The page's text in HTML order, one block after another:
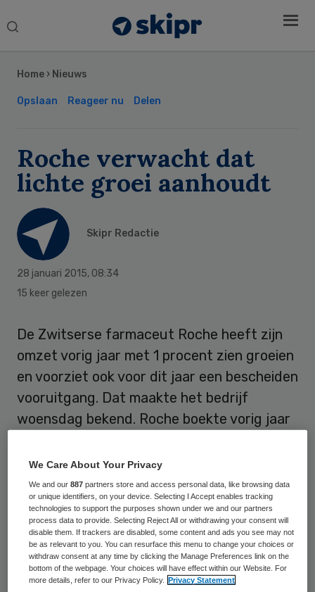
Search
Home › Nieuws
Opslaan Reageer nu Delen
Roche verwacht dat
lichte groei aanhoudt
Skipr Redactie
28 januari 2015, 08:34
15 keer gelezen
De Zwitserse farmaceut Roche heeft zijn
omzet vorig jaar met 1 procent zien groeien
en voorziet ook voor dit jaar een bescheiden
vooruitgang. Dat maakte het bedrijf
woensdag bekend. Roche boekte vorig jaar
(ruim 46 miljard euro), tegen 46,8 miljard
frank in 2013. De nettowinst stabiliseerde
op 12,5 miljard frank.
De resultaten werden gedrukt door de
stijging van de frank tegenover onder meer
de yen en de dollar. Gecorrigeerd voor
Sidebar
We Care About Your Privacy
We and our887 partners store and access personal data, like browsing data
or unique identifiers, on your device. Selecting I Accept enables tracking
technologies to support the purposes shown under we and our partners
process data to provide. Selecting Reject All or withdrawing your consent will
disable them. If trackers are disabled, some content and ads you see may not
be as relevant to you. You can resurface this menu to change your choices or
withdraw consent at any time by clicking the Manage Preferences link on the
bottom of the webpage. Your choices will have effect within our Website. For
more details, refer to our Privacy Policy.
Privacy Statement